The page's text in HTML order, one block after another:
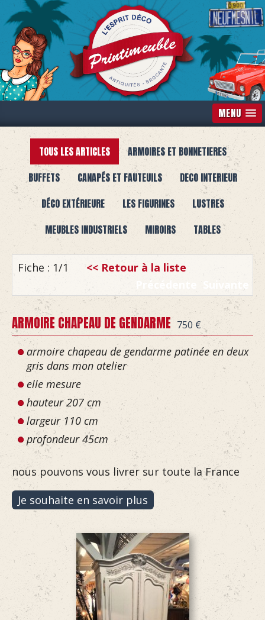
MENU
TOUS LES ARTICLES
ARMOIRES ET BONNETIERES
BUFFETS
CANAPÉS ET FAUTEUILS
DECO INTERIEUR
DÉCO EXTÉRIEURE
LES FIGURINES
LUSTRES
MEUBLES INDUSTRIELS
MIROIRS TABLES
Fiche : 1/1 << Retour à la liste
Précédente
Suivante
ARMOIRE CHAPEAU DE GENDARME 750 €
armoire chapeau de gendarme patinée en deux
gris dans mon atelier
elle mesure
hauteur 207 cm
largeur 110 cm
profondeur 45cm
nous pouvons vous livrer sur toute la France
Je souhaite en savoir plus